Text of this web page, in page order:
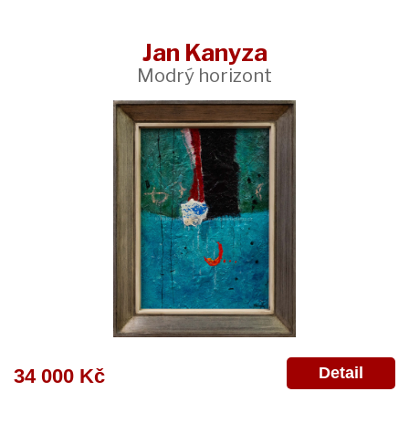
Jan Kanyza
Modrý horizont
34 000 Kč Detail